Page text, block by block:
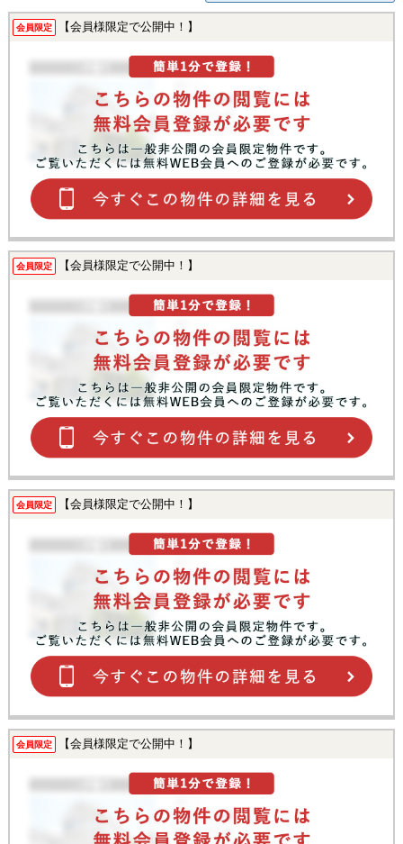
会員限定 【会員様限定で公開中！】
会員限定 【会員様限定で公開中！】
会員限定 【会員様限定で公開中！】
会員限定 【会員様限定で公開中！】